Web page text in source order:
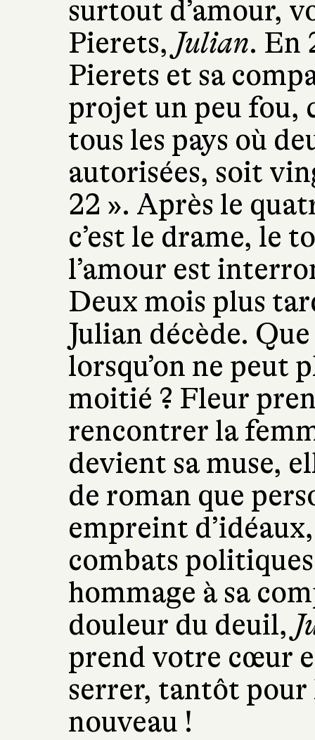
surtout d’amour,
Pierets, Julian. En
Pierets et sa
projet un peu fou,
tous les pays où
autorisées, soit
22 ». Après le
c’est le drame, le
l’amour est
Deux mois plus
Julian décède.
lorsqu’on ne peut
moitié ? Fleur
rencontrer la
devient sa muse,
de roman que
empreint
combats
hommage à sa
douleur du deuil,
prend votre cœur
serrer, tantôt
nouveau !